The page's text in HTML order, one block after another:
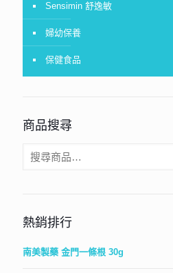
Sensimin 舒逸敏
婦幼保養
保健食品
商品搜尋
熱銷排行
南美製藥 金門一條根 30g